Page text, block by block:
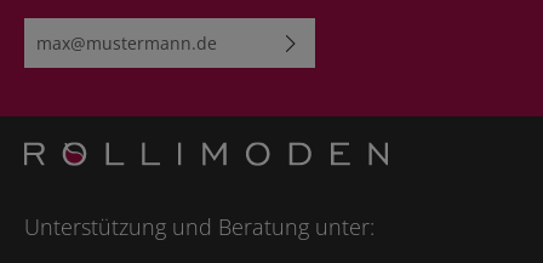
Bitte geben Sie die abgebildeten Zeichen ein*
Unterstützung und Beratung unter: